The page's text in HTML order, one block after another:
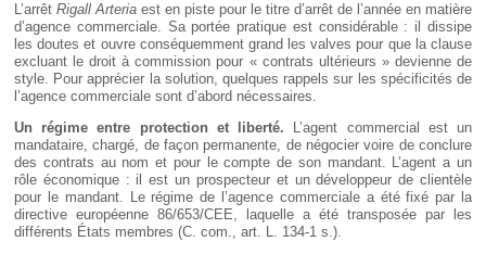
L’arrêt Rigall Arteria est en piste pour le titre d’arrêt de l’année en matière
d’agence commerciale. Sa portée pratique est considérable : il dissipe
les doutes et ouvre conséquemment grand les valves pour que la clause
excluant le droit à commission pour « contrats ultérieurs » devienne de
style. Pour apprécier la solution, quelques rappels sur les spécificités de
l’agence commerciale sont d’abord nécessaires.
Un régime entre protection et liberté.
L’agent commercial est un
mandataire, chargé, de façon permanente, de négocier voire de conclure
des contrats au nom et pour le compte de son mandant. L’agent a un
rôle économique : il est un prospecteur et un développeur de clientèle
pour le mandant. Le régime de l’agence commerciale a été fixé par la
directive européenne 86/653/CEE, laquelle a été transposée par les
différents États membres (C. com., art. L. 134-1 s.).